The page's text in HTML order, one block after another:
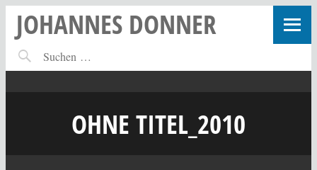
JOHANNES DONNER
OHNE TITEL_2010